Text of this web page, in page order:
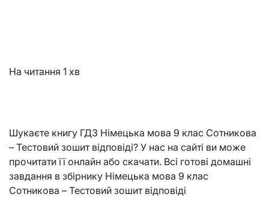
На читання 1 хв
Шукаєте книгу ГДЗ Німецька мова 9 клас Сотникова
– Тестовий зошит відповіді? У нас на сайті ви може
прочитати її онлайн або скачати. Всі готові домашні
завдання в збірнику Німецька мова 9 клас
Сотникова – Тестовий зошит відповіді